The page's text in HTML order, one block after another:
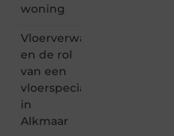
woning
Vloerverwarming
en de rol
van een
vloerspecialist
in
Alkmaar